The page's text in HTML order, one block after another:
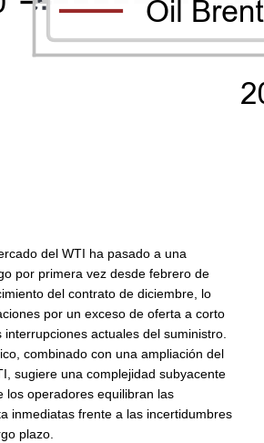
del WTI ha pasado a una
por primera vez desde febrero de
del contrato de diciembre, lo
por un exceso de oferta a corto
interrupciones actuales del suministro.
combinado con una ampliación del
sugiere una complejidad subyacente
los operadores equilibran las
inmediatas frente a las incertidumbres
plazo.